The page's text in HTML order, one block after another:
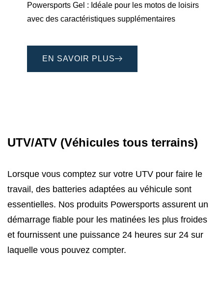
Powersports Gel : Idéale pour les motos de loisirs
avec des caractéristiques supplémentaires
EN SAVOIR PLUS
UTV/ATV (Véhicules tous terrains)
Lorsque vous comptez sur votre UTV pour faire le
travail, des batteries adaptées au véhicule sont
essentielles. Nos produits Powersports assurent un
démarrage fiable pour les matinées les plus froides
et fournissent une puissance 24 heures sur 24 sur
laquelle vous pouvez compter.